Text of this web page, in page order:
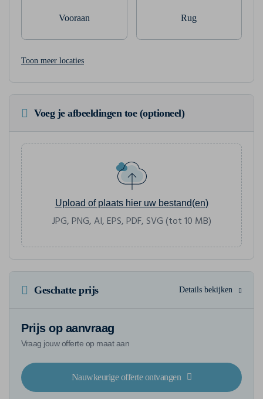
Vooraan Rug
Toon meer locaties
Voeg je afbeeldingen toe (optioneel)
Upload of plaats hier uw bestand(en)
JPG, PNG, AI, EPS, PDF, SVG (tot 10 MB)
Geschatte prijs Details bekijken
Prijs op aanvraag
Vraag jouw offerte op maat aan
Nauwkeurige offerte ontvangen